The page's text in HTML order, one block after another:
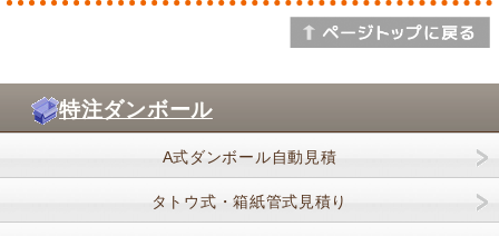
特注ダンボール
A式ダンボール自動見積
タトウ式・箱紙管式見積り